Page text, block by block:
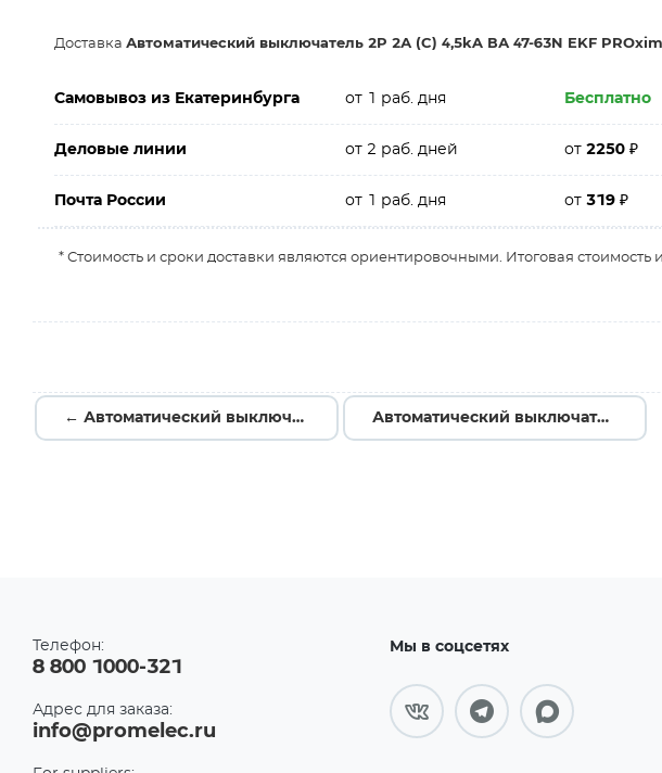
Доставка Автоматический выключатель 2P 2А (C) 4,5kA ВА 47-63N EKF
Самовывоз из Екатеринбурга от 1 раб. дня Бесплатно
Деловые линии от 2 раб. дней от2250₽
Почта России от 1 раб. дня от319₽
* Стоимость и сроки доставки являются ориентировочными. Итоговая
← Автоматический выключатель 1P 2А (C) 4,5kA ВА 47-63N EKF PROxima M634102C Автоматический выключатель 3P 16А (B) 4,5kA ВА 47-63N EKF PROxima M634316B →
Телефон:
8 800 1000-321
Адрес для заказа:
info@promelec.ru
Мы в соцсетях